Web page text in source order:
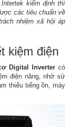
kiểm định thì
các tiêu chuẩn về
nhiệm xã hội áp
kiệm điện
Digital Inverter có
điện năng, nhờ sử
thiểu tiếng ồn, máy